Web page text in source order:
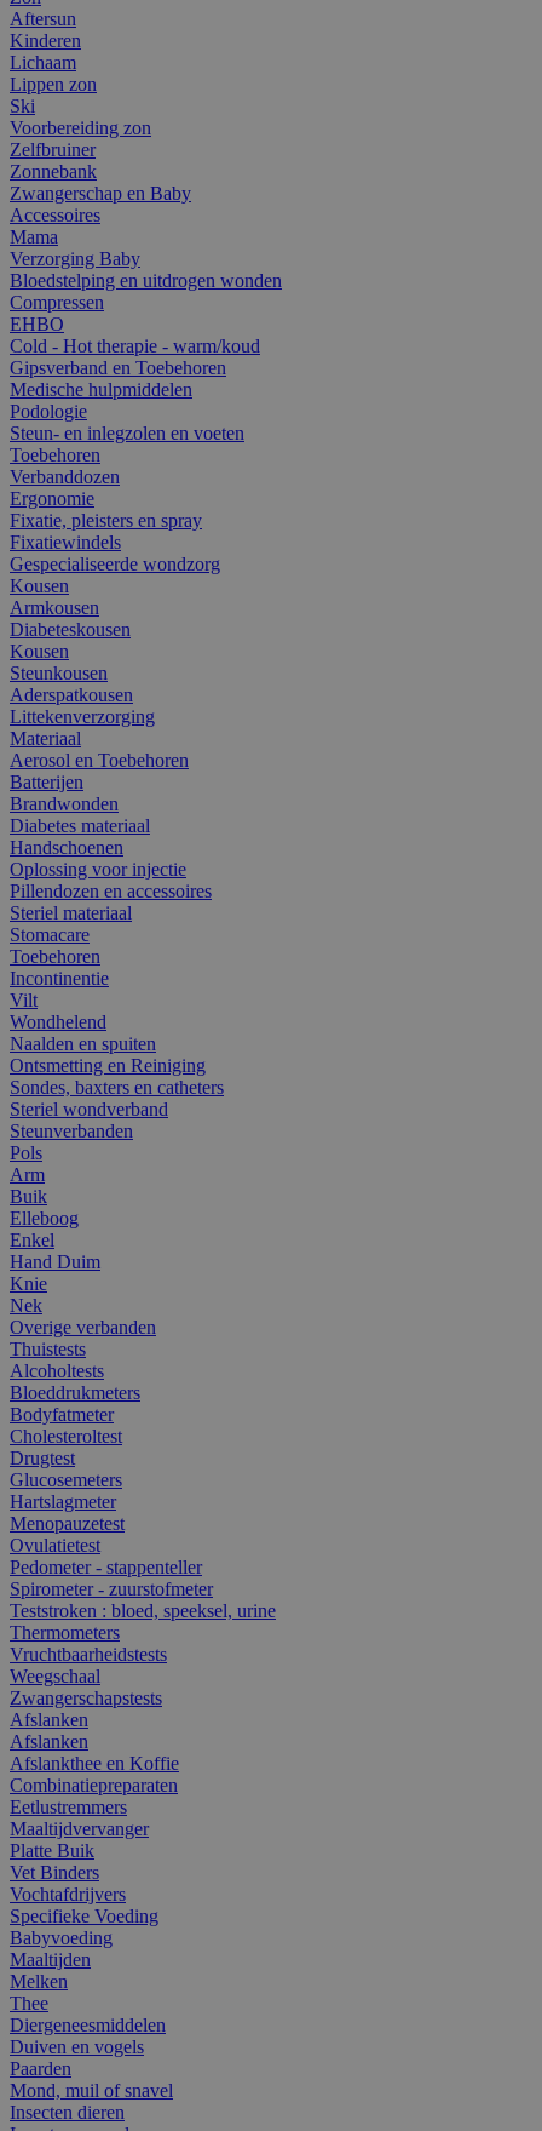
Aftersun
Kinderen
Lichaam
Lippen zon
Ski
Voorbereiding zon
Zelfbruiner
Zonnebank
Zwangerschap en Baby
Accessoires
Mama
Verzorging Baby
Bloedstelping en uitdrogen wonden
Compressen
EHBO
Cold - Hot therapie - warm/koud
Gipsverband en Toebehoren
Medische hulpmiddelen
Podologie
Steun- en inlegzolen en voeten
Toebehoren
Verbanddozen
Ergonomie
Fixatie, pleisters en spray
Fixatiewindels
Gespecialiseerde wondzorg
Kousen
Armkousen
Diabeteskousen
Kousen
Steunkousen
Aderspatkousen
Littekenverzorging
Materiaal
Aerosol en Toebehoren
Batterijen
Brandwonden
Diabetes materiaal
Handschoenen
Oplossing voor injectie
Pillendozen en accessoires
Steriel materiaal
Stomacare
Toebehoren
Incontinentie
Vilt
Wondhelend
Naalden en spuiten
Ontsmetting en Reiniging
Sondes, baxters en catheters
Steriel wondverband
Steunverbanden
Pols
Arm
Buik
Elleboog
Enkel
Hand Duim
Knie
Nek
Overige verbanden
Thuistests
Alcoholtests
Bloeddrukmeters
Bodyfatmeter
Cholesteroltest
Drugtest
Glucosemeters
Hartslagmeter
Menopauzetest
Ovulatietest
Pedometer - stappenteller
Spirometer - zuurstofmeter
Teststroken : bloed, speeksel, urine
Thermometers
Vruchtbaarheidstests
Weegschaal
Zwangerschapstests
Afslanken
Afslanken
Afslankthee en Koffie
Combinatiepreparaten
Eetlustremmers
Maaltijdvervanger
Platte Buik
Vet Binders
Vochtafdrijvers
Specifieke Voeding
Babyvoeding
Maaltijden
Melken
Thee
Diergeneesmiddelen
Duiven en vogels
Paarden
Mond, muil of snavel
Insecten dieren